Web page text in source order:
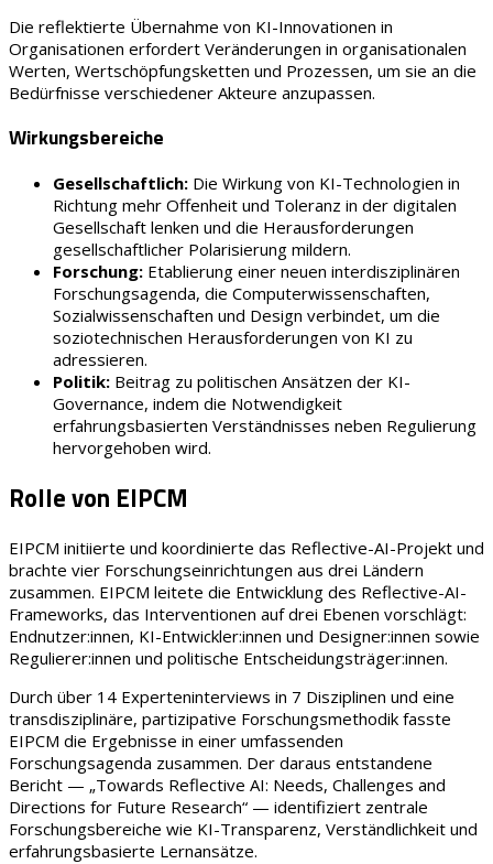
Die reflektierte Übernahme von KI-Innovationen in
Organisationen erfordert Veränderungen in organisationalen
Werten, Wertschöpfungsketten und Prozessen, um sie an die
Bedürfnisse verschiedener Akteure anzupassen.
Wirkungsbereiche
Gesellschaftlich: Die Wirkung von KI-Technologien in
Richtung mehr Offenheit und Toleranz in der digitalen
Gesellschaft lenken und die Herausforderungen
gesellschaftlicher Polarisierung mildern.
Forschung: Etablierung einer neuen interdisziplinären
Forschungsagenda, die Computerwissenschaften,
Sozialwissenschaften und Design verbindet, um die
soziotechnischen Herausforderungen von KI zu
adressieren.
Politik: Beitrag zu politischen Ansätzen der KI-
Governance, indem die Notwendigkeit
erfahrungsbasierten Verständnisses neben Regulierung
hervorgehoben wird.
Rolle von EIPCM
EIPCM initiierte und koordinierte das Reflective-AI-Projekt und
brachte vier Forschungseinrichtungen aus drei Ländern
zusammen. EIPCM leitete die Entwicklung des Reflective-AI-
Frameworks, das Interventionen auf drei Ebenen vorschlägt:
Endnutzer:innen, KI-Entwickler:innen und Designer:innen sowie
Regulierer:innen und politische Entscheidungsträger:innen.
Durch über 14 Experteninterviews in 7 Disziplinen und eine
transdisziplinäre, partizipative Forschungsmethodik fasste
EIPCM die Ergebnisse in einer umfassenden
Forschungsagenda zusammen. Der daraus entstandene
Bericht — „Towards Reflective AI: Needs, Challenges and
Directions for Future Research“ — identifiziert zentrale
Forschungsbereiche wie KI-Transparenz, Verständlichkeit und
erfahrungsbasierte Lernansätze.